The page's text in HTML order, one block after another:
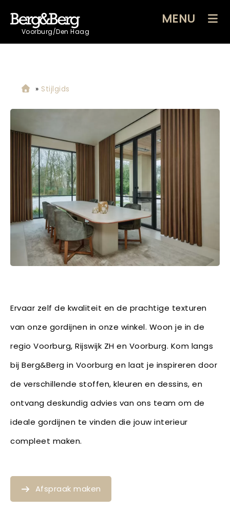
Voorburg/Den Haag
MENU
» Stijlgids
Ervaar zelf de kwaliteit en de prachtige texturen
van onze gordijnen in onze winkel. Woon je in de
regio Voorburg, Rijswijk ZH en Voorburg. Kom langs
bij Berg&Berg in Voorburg en laat je inspireren door
de verschillende stoffen, kleuren en dessins, en
ontvang deskundig advies van ons team om de
ideale gordijnen te vinden die jouw interieur
compleet maken.
Afspraak maken